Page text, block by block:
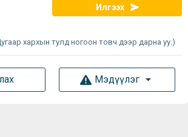
Илгээх
хархын тулд ногоон товч дээр дарна уу.)
Мэдүүлэг